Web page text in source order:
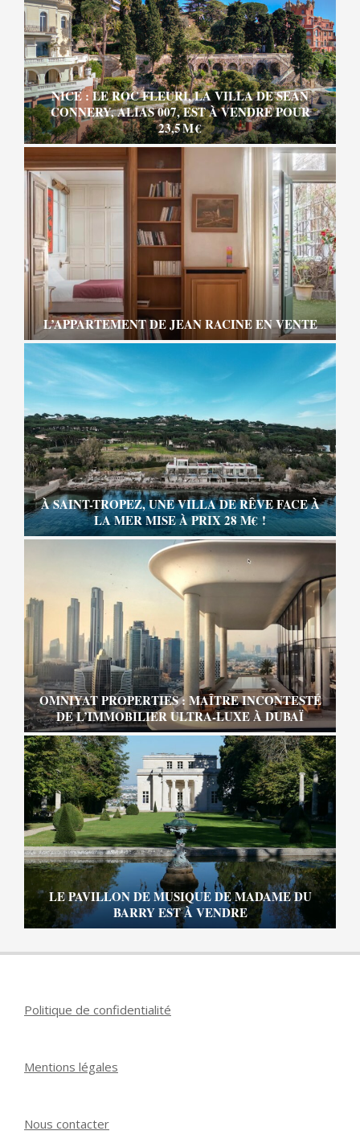
NICE : LE ROC FLEURI, LA VILLA DE SEAN
CONNERY, ALIAS 007, EST À VENDRE POUR
23,5 M €
L’APPARTEMENT DE JEAN RACINE EN VENTE
À SAINT-TROPEZ, UNE VILLA DE RÊVE FACE À
LA MER MISE À PRIX 28 M€ !
OMNIYAT PROPERTIES : MAÎTRE INCONTESTÉ
DE L’IMMOBILIER ULTRA-LUXE À DUBAÏ
LE PAVILLON DE MUSIQUE DE MADAME DU
BARRY EST À VENDRE
Politique de confidentialité
Mentions légales
Nous contacter